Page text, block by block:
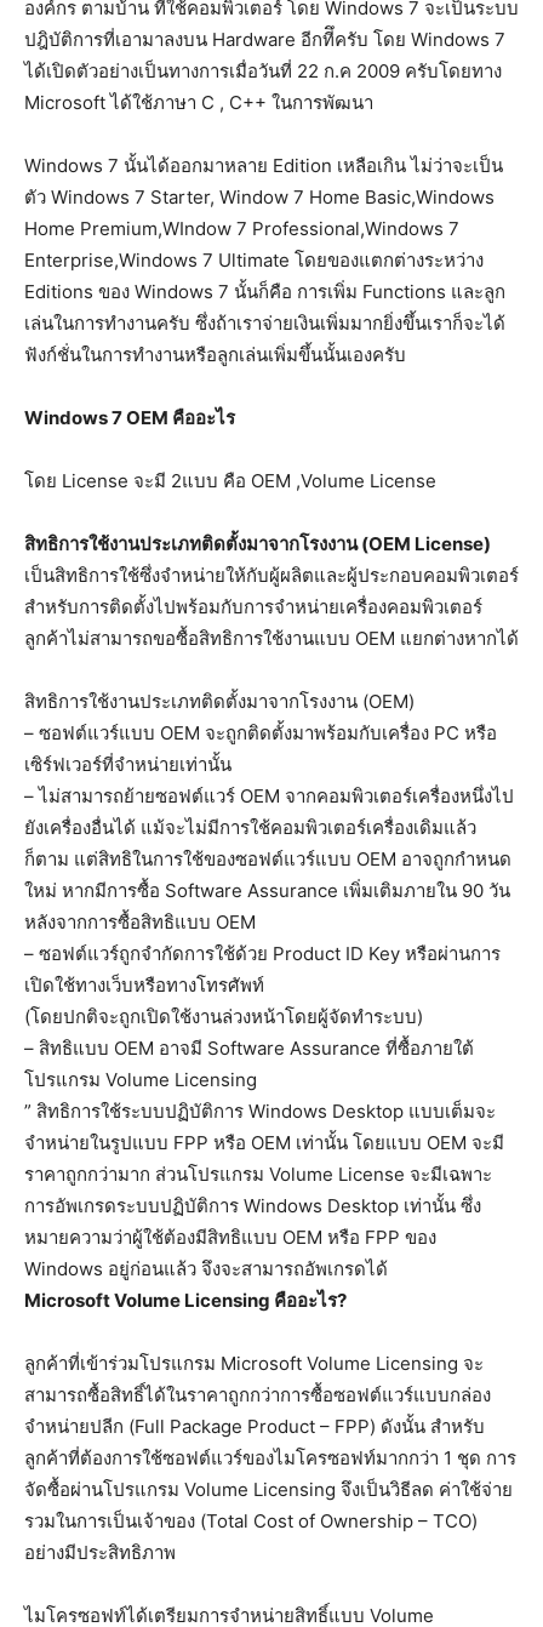
องค์กร ตามบ้าน ที่ใช้คอมพิวเตอร์ โดย Windows 7 จะเป็นระบบ
ปฎิบัติการที่เอามาลงบน Hardware อีกทีึครับ โดย Windows 7
ได้เปิดตัวอย่างเป็นทางการเมื่อวันที่ 22 ก.ค 2009 ครับโดยทาง
Microsoft ได้ใช้ภาษา C , C++ ในการพัฒนา
Windows 7 นั้นได้ออกมาหลาย Edition เหลือเกิน ไม่ว่าจะเป็น
ตัว Windows 7 Starter, Window 7 Home Basic,Windows
Home Premium,WIndow 7 Professional,Windows 7
Enterprise,Windows 7 Ultimate โดยของแตกต่างระหว่าง
Editions ของ Windows 7 นั้นก็คือ การเพิ่ม Functions และลูก
เล่นในการทำงานครับ ซึ่งถ้าเราจ่ายเงินเพิ่มมากยิ่งขึ้นเราก็จะได้
ฟังก์ชั่นในการทำงานหรือลูกเล่นเพิ่มขึ้นนั้นเองครับ
Windows 7 OEM คืออะไร
โดย License จะมี 2แบบ คือ OEM ,Volume License
สิทธิการใช้งานประเภทติดตั้งมาจากโรงงาน (OEM License)
เป็นสิทธิการใช้ซึ่งจำหน่ายให้กับผู้ผลิตและผู้ประกอบคอมพิวเตอร์
สำหรับการติดตั้งไปพร้อมกับการจำหน่ายเครื่องคอมพิวเตอร์
ลูกค้าไม่สามารถขอซื้อสิทธิการใช้งานแบบ OEM แยกต่างหากได้
สิทธิการใช้งานประเภทติดตั้งมาจากโรงงาน (OEM)
– ซอฟต์แวร์แบบ OEM จะถูกติดตั้งมาพร้อมกับเครื่อง PC หรือ
เซิร์ฟเวอร์ที่จำหน่ายเท่านั้น
– ไม่สามารถย้ายซอฟต์แวร์ OEM จากคอมพิวเตอร์เครื่องหนึ่งไป
ยังเครื่องอื่นได้ แม้จะไม่มีการใช้คอมพิวเตอร์เครื่องเดิมแล้ว
ก็ตาม แต่สิทธิในการใช้ของซอฟต์แวร์แบบ OEM อาจถูกกำหนด
ใหม่ หากมีการซื้อ Software Assurance เพิ่มเติมภายใน 90 วัน
หลังจากการซื้อสิทธิแบบ OEM
– ซอฟต์แวร์ถูกจำกัดการใช้ด้วย Product ID Key หรือผ่านการ
เปิดใช้ทางเว็บหรือทางโทรศัพท์
(โดยปกติจะถูกเปิดใช้งานล่วงหน้าโดยผู้จัดทำระบบ)
– สิทธิแบบ OEM อาจมี Software Assurance ที่ซื้อภายใต้
โปรแกรม Volume Licensing
” สิทธิการใช้ระบบปฏิบัติการ Windows Desktop แบบเต็มจะ
จำหน่ายในรูปแบบ FPP หรือ OEM เท่านั้น โดยแบบ OEM จะมี
ราคาถูกกว่ามาก ส่วนโปรแกรม Volume License จะมีเฉพาะ
การอัพเกรดระบบปฏิบัติการ Windows Desktop เท่านั้น ซึ่ง
หมายความว่าผู้ใช้ต้องมีสิทธิแบบ OEM หรือ FPP ของ
Windows อยู่ก่อนแล้ว จึงจะสามารถอัพเกรดได้
Microsoft Volume Licensing คืออะไร?
ลูกค้าที่เข้าร่วมโปรแกรม Microsoft Volume Licensing จะ
สามารถซื้อสิทธิ์ได้ในราคาถูกกว่าการซื้อซอฟต์แวร์แบบกล่อง
จำหน่ายปลีก (Full Package Product – FPP) ดังนั้น สำหรับ
ลูกค้าที่ต้องการใช้ซอฟต์แวร์ของไมโครซอฟท์มากกว่า 1 ชุด การ
จัดซื้อผ่านโปรแกรม Volume Licensing จึงเป็นวิธีลด ค่าใช้จ่าย
รวมในการเป็นเจ้าของ (Total Cost of Ownership – TCO)
อย่างมีประสิทธิภาพ
ไมโครซอฟท์ได้เตรียมการจำหน่ายสิทธิ์แบบ Volume